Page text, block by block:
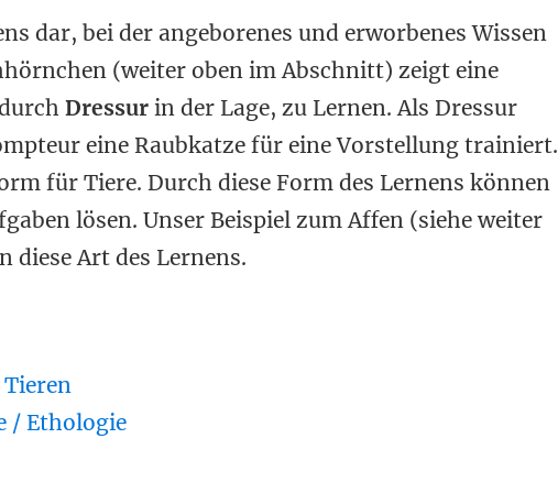
dar, bei der angeborenes und erworbenes Wissen
(weiter oben im Abschnitt) zeigt eine
Dressur in der Lage, zu Lernen. Als Dressur
eine Raubkatze für eine Vorstellung trainiert.
für Tiere. Durch diese Form des Lernens können
lösen. Unser Beispiel zum Affen (siehe weiter
Art des Lernens.
/ Ethologie